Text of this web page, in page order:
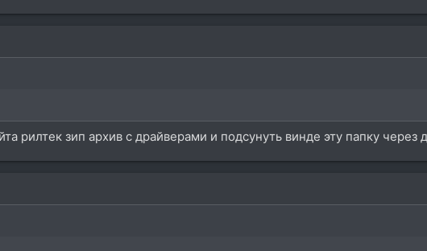
рилтек зип архив с драйверами и подсунуть винде эту папку через